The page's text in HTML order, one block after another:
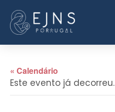
« Calendário
Este evento já decorreu.